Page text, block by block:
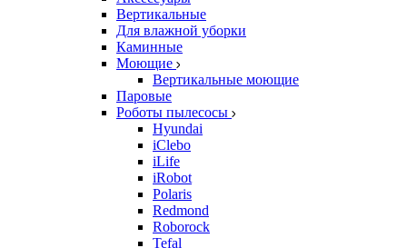
Вертикальные
Для влажной уборки
Каминные
Моющие
Вертикальные моющие
Паровые
Роботы пылесосы
Hyundai
iClebo
iLife
iRobot
Polaris
Redmond
Roborock
Tefal